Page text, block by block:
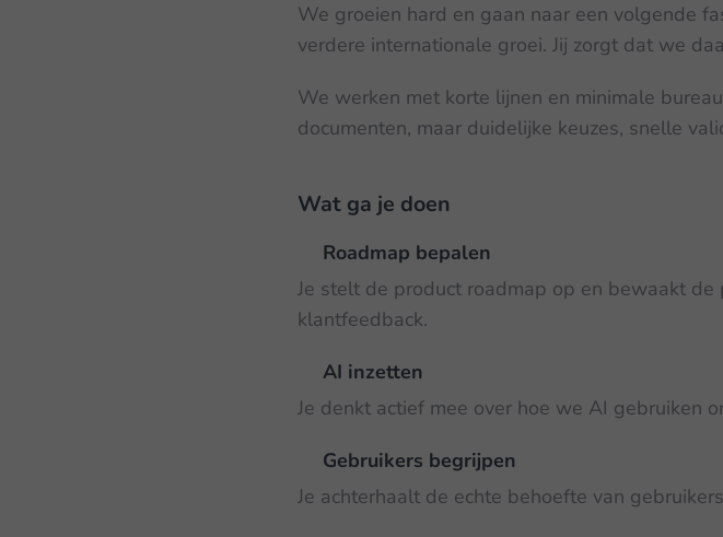
We groeien hard en gaan naar een volgende
verdere internationale groei. Jij zorgt dat we
We werken met korte lijnen en minimale
documenten, maar duidelijke keuzes, snelle
Wat ga je doen
Roadmap bepalen
Je stelt de product roadmap op en bewaakt
klantfeedback.
AI inzetten
Je denkt actief mee over hoe we AI gebruiken
Gebruikers begrijpen
Je achterhaalt de echte behoefte van